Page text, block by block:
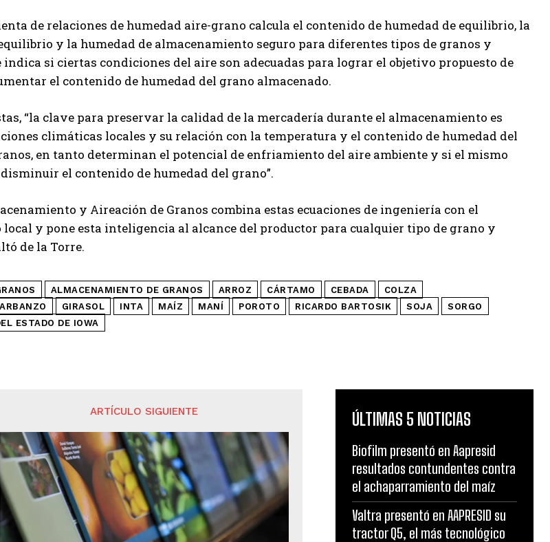
de relaciones de humedad aire-grano calcula el contenido de humedad de equilibrio, la
y la humedad de almacenamiento seguro para diferentes tipos de granos y
indica si ciertas condiciones del aire son adecuadas para lograr el objetivo propuesto de
el contenido de humedad del grano almacenado.
“la clave para preservar la calidad de la mercadería durante el almacenamiento es
climáticas locales y su relación con la temperatura y el contenido de humedad del
en tanto determinan el potencial de enfriamiento del aire ambiente y si el mismo
el contenido de humedad del grano”.
y Aireación de Granos combina estas ecuaciones de ingeniería con el
y pone esta inteligencia al alcance del productor para cualquier tipo de grano y
de la Torre.
ALMACENAMIENTO DE GRANOS ARROZ CÁRTAMO CEBADA
COLZA
GIRASOL INTA MAÍZ MANÍ POROTO RICARDO BARTOSIK SOJA
SORGO
ESTADO DE IOWA
ARTÍCULO SIGUIENTE ÚLTIMAS 5 NOTICIAS
Biofilm presentó en Aapresid
resultados contundentes contra
el achaparramiento del maíz
Valtra presentó en AAPRESID su
tractor Q5, el más tecnológico